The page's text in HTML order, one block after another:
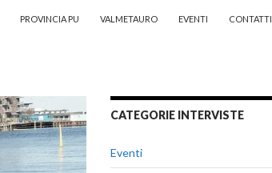
PROVINCIA PU VALMETAURO EVENTI
CATEGORIE INTERVISTE
Eventi